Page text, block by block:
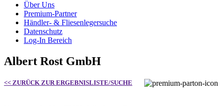
Über Uns
Premium-Partner
Händler- & Fliesenlegersuche
Datenschutz
Log-In Bereich
Albert Rost GmbH
<< ZURÜCK ZUR ERGEBNISLISTE/SUCHE